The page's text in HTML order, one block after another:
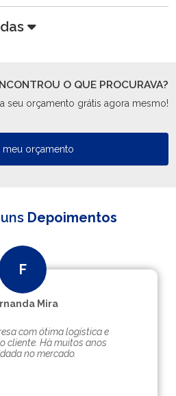
O QUE PROCURAVA?
seu orçamento grátis agora mesmo!
meu orçamento
Depoimentos
Mira
com ótima logística e
cliente. Hà muitos anos
no mercado.